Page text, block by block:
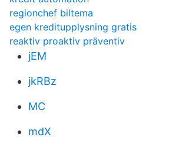
regionchef biltema
egen kreditupplysning gratis
reaktiv proaktiv präventiv
jEM
jkRBz
MC
mdX